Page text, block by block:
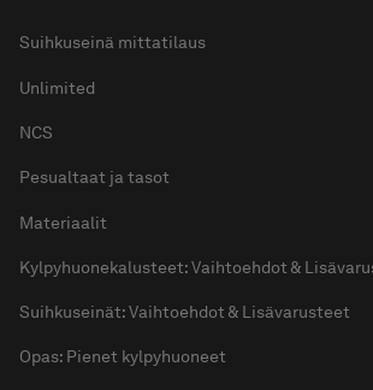
Suihkuseinä mittatilaus
Unlimited
NCS
Pesualtaat ja tasot
Materiaalit
Kylpyhuonekalusteet: Vaihtoehdot &
Suihkuseinät: Vaihtoehdot & Lisävarusteet
Opas: Pienet kylpyhuoneet